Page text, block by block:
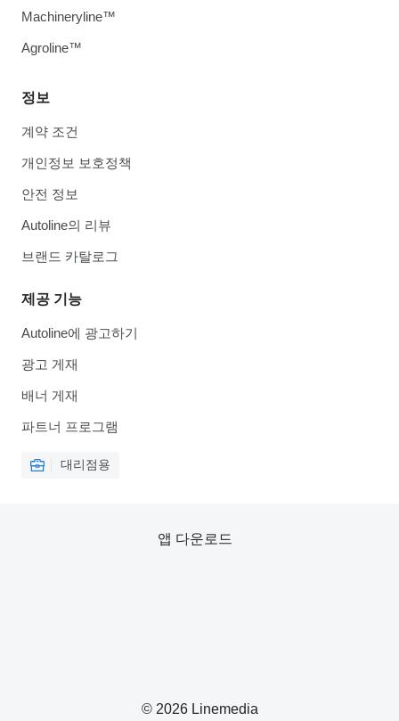
정보
계약 조건
개인정보 보호정책
안전 정보
Autoline의 리뷰
브랜드 카탈로그
제공 기능
Autoline에 광고하기
광고 게재
배너 게재
파트너 프로그램
대리점용
Machineryline™
Agroline™
© 2026 Linemedia
앱 다운로드